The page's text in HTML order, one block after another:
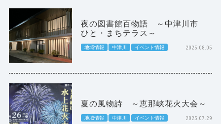
夜の図書館百物語 ～中津川市
ひと・まちテラス～
地域情報 中津川 イベント情報 2025.08.05
夏の風物詩 ～恵那峡花火大会～
地域情報 中津川 イベント情報 2025.07.29